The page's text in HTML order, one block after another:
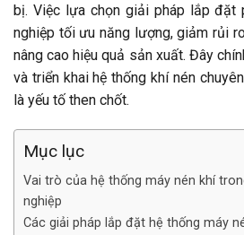
bị. Việc lựa chọn giải pháp lắp đặt
nghiệp tối ưu năng lượng, giảm rủi
nâng cao hiệu quả sản xuất. Đây
và triển khai hệ thống khí nén
là yếu tố then chốt.
Mục lục
Vai trò của hệ thống máy nén khí
nghiệp
Các giải pháp lắp đặt hệ thống máy